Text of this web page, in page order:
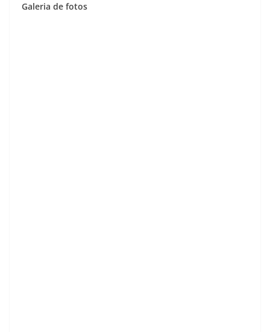
Galeria de fotos